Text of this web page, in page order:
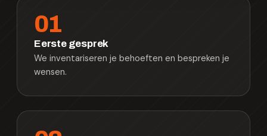
01
Eerste gesprek
We inventariseren je behoeften en bespreken je
wensen.